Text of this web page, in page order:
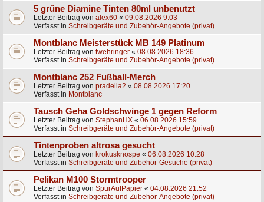
5 grüne Diamine Tinten 80ml unbenutzt
Letzter Beitrag von alex60 « 09.08.2026 9:03
Verfasst in Schreibgeräte und Zubehör-Angebote (privat)
Montblanc Meisterstück MB 149 Platinum
Letzter Beitrag von twehringer « 08.08.2026 18:36
Verfasst in Schreibgeräte und Zubehör-Angebote (privat)
Montblanc 252 Fußball-Merch
Letzter Beitrag von pradella2 « 08.08.2026 17:20
Verfasst in Montblanc
Tausch Geha Goldschwinge 1 gegen Reform
Letzter Beitrag von StephanHX « 06.08.2026 15:59
Verfasst in Schreibgeräte und Zubehör-Angebote (privat)
Tintenproben altrosa gesucht
Letzter Beitrag von krokusknospe « 06.08.2026 10:28
Verfasst in Schreibgeräte und Zubehör-Gesuche (privat)
Pelikan M100 Stormtrooper
Letzter Beitrag von SpurAufPapier « 04.08.2026 21:52
Verfasst in Schreibgeräte und Zubehör-Angebote (privat)